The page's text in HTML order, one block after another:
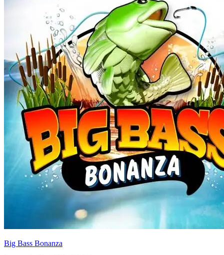
Big Bass Bonanza